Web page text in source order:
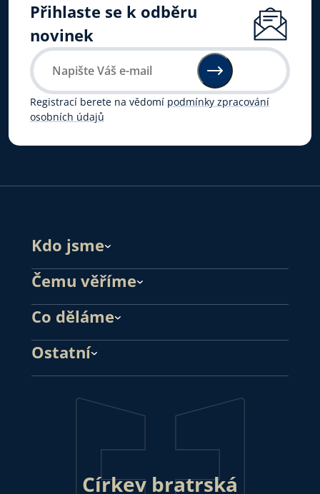
Přihlaste se k odběru
novinek
Registrací berete na vědomí podmínky zpracování
osobních údajů
Kdo jsme
Čemu věříme
Co děláme
Ostatní
Církev bratrská